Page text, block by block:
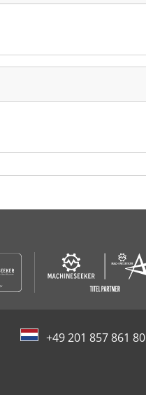
+49 201 857 861 80